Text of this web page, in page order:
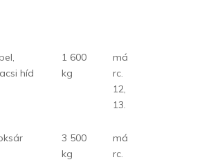
híd
1 600
kg
má
rc.
12,
13.
3 500
kg
má
rc.